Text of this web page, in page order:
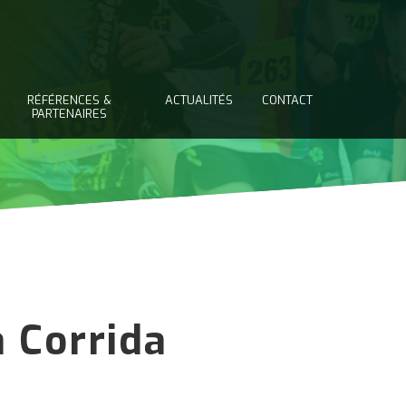
RÉFÉRENCES &
PARTENAIRES
ACTUALITÉS CONTACT
Corrida